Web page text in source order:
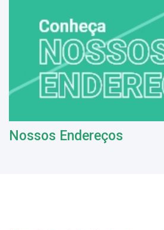
Nossos Endereços